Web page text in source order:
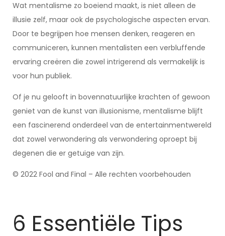
Wat mentalisme zo boeiend maakt, is niet alleen de
illusie zelf, maar ook de psychologische aspecten ervan.
Door te begrijpen hoe mensen denken, reageren en
communiceren, kunnen mentalisten een verbluffende
ervaring creëren die zowel intrigerend als vermakelijk is
voor hun publiek.
Of je nu gelooft in bovennatuurlijke krachten of gewoon
geniet van de kunst van illusionisme, mentalisme blijft
een fascinerend onderdeel van de entertainmentwereld
dat zowel verwondering als verwondering oproept bij
degenen die er getuige van zijn.
© 2022 Fool and Final – Alle rechten voorbehouden
6 Essentiële Tips